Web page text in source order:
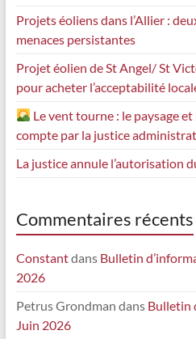
Projets éoliens dans l’Allier :
menaces persistantes
Projet éolien de St Angel/ St
pour acheter l’acceptabilité
Le vent tourne : le paysage
compte par la justice
La justice annule l’autorisation
Commentaires récents
Constantdans Bulletin
2026
Petrus Grondman dans Bulletin
Juin 2026